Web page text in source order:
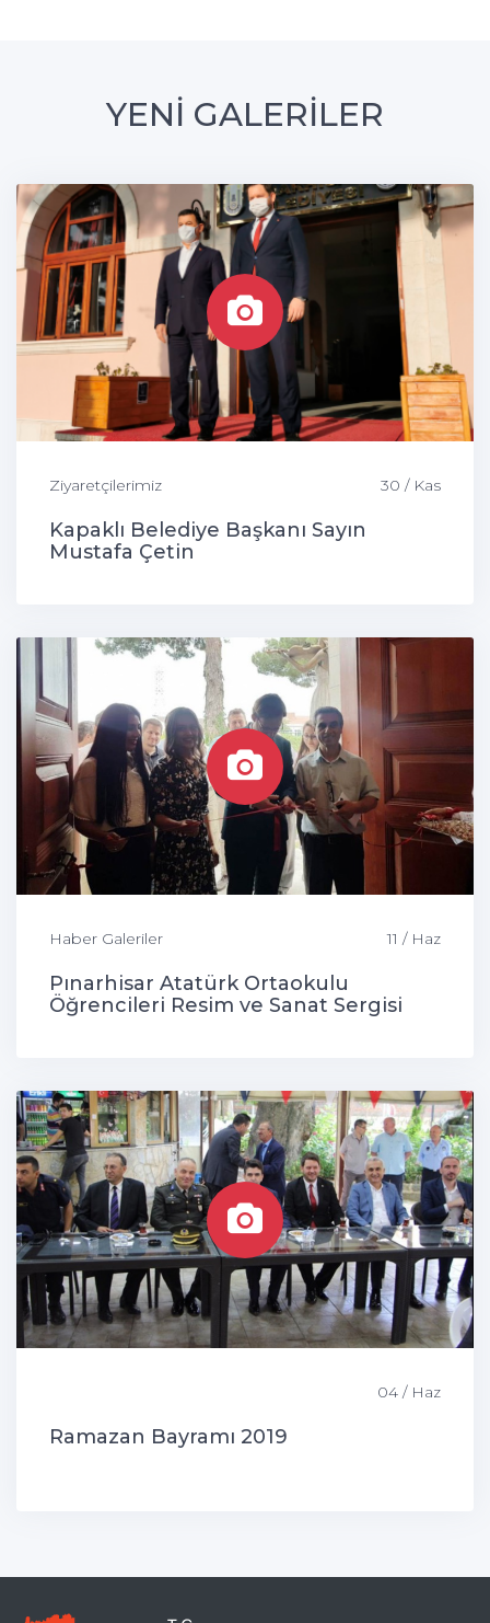
YENİ GALERİLER
Ziyaretçilerimiz 30 / Kas
Kapaklı Belediye Başkanı Sayın
Mustafa Çetin
Haber Galeriler 11 / Haz
Pınarhisar Atatürk Ortaokulu
Öğrencileri Resim ve Sanat Sergisi
04 / Haz
Ramazan Bayramı 2019